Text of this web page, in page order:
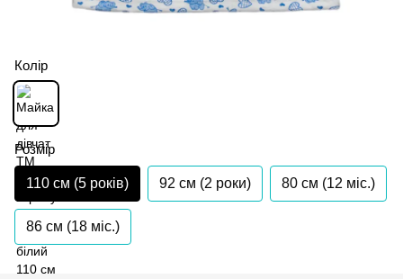
Колір
Розмір
110 см (5 років) 92 см (2 роки) 80 см (12 мiс.)
86 см (18 мiс.)